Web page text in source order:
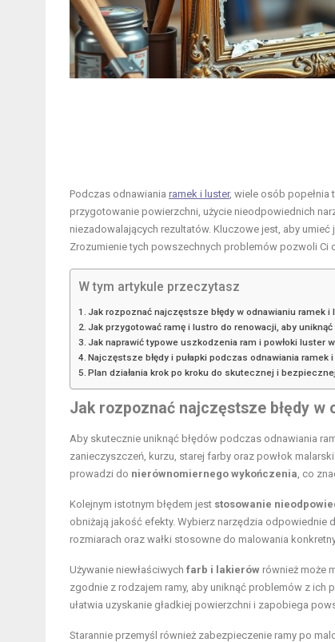
Podczas odnawiania ramek i luster, wiele osób popełnia
przygotowanie powierzchni, użycie nieodpowiednich
niezadowalających rezultatów. Kluczowe jest, aby
Zrozumienie tych powszechnych problemów pozwoli Ci
W tym artykule przeczytasz
Jak rozpoznać najczęstsze błędy w odnawianiu ramek i
Jak przygotować ramę i lustro do renowacji, aby uniknąć
Jak naprawić typowe uszkodzenia ram i powłoki luster
Najczęstsze błędy i pułapki podczas odnawiania ramek
Plan działania krok po kroku do skutecznej i
Jak rozpoznać najczęstsze błędy w
Aby skutecznie uniknąć błędów podczas odnawiania
zanieczyszczeń, kurzu, starej farby oraz powłok
prowadzi do nierównomiernego wykończenia , co
Kolejnym istotnym błędem jest stosowanie
obniżają jakość efekty. Wybierz narzędzia
rozmiarach oraz wałki stosowne do malowania
Używanie niewłaściwych farb i lakierów również może
zgodnie z rodzajem ramy, aby uniknąć problemów z ich
ułatwia uzyskanie gładkiej powierzchni i zapobiega
Starannie przemyśl również zabezpieczenie ramy po